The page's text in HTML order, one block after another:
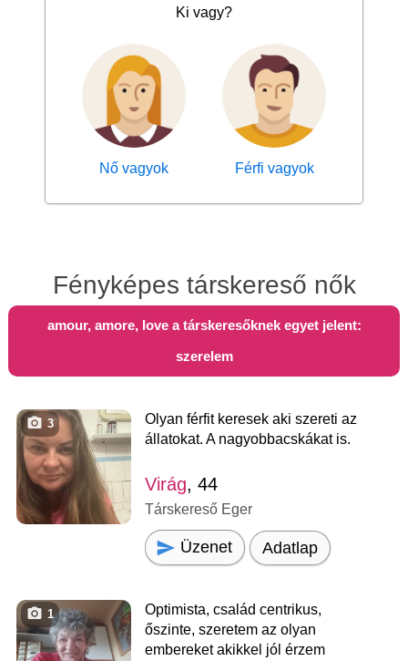
Ki vagy?
Nő vagyok Férfi vagyok
Fényképes társkereső nők
amour, amore, love a társkeresőknek egyet jelent:
szerelem
3
Olyan férfit keresek aki szereti az
állatokat. A nagyobbacskákat is.
Virág, 44
Társkereső Eger
Üzenet Adatlap
1
Optimista, család centrikus,
őszinte, szeretem az olyan
embereket akikkel jól érzem